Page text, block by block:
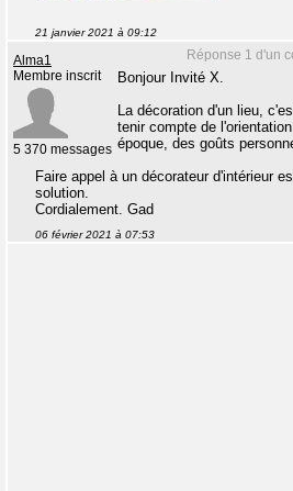
21 janvier 2021 à 09:12
Réponse 1 d'un
Alma1
Membre inscrit
5 370 messages
Bonjour Invité X.
La décoration d'un lieu,
tenir compte de
époque, des goûts
Faire appel à un décorateur d'intérieur
solution.
Cordialement. Gad
06 février 2021 à 07:53